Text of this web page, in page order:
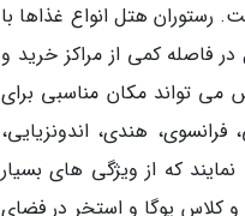
رستوران هتل انواع غذاها با
فاصله کمی از مراکز خرید و
می تواند مکان مناسبی برای
هندی، اندونزیایی،
که از ویژگی های بسیار
کلاس یوگا و استخر در فضای